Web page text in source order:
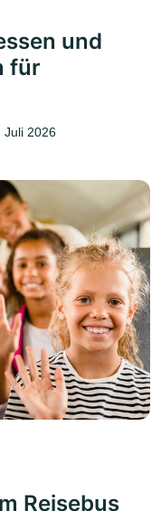
und
für
Juli 2026
Reisebus